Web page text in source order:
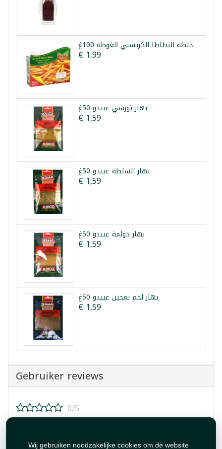
Wij gebruiken noodzakelijke cookies om de website
خلطة البطاطا الكريسبي الغوطة 100غ
€ 1,99
بهار تورشي عبيدو 50غ
€ 1,59
بهار السلطة عبيدو 50غ
€ 1,59
بهار دولمة عبيدو 50غ
€ 1,59
بهار لحم بعجين عبيدو 50غ
€ 1,59
Gebruiker reviews
0/5